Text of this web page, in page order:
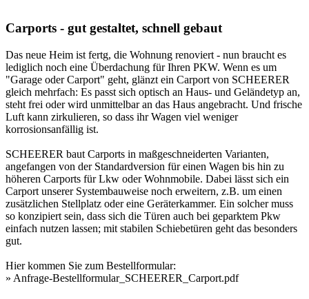
Carports - gut gestaltet, schnell gebaut
Das neue Heim ist fertg, die Wohnung renoviert - nun braucht es
lediglich noch eine Überdachung für Ihren PKW. Wenn es um
"Garage oder Carport" geht, glänzt ein Carport von SCHEERER
gleich mehrfach: Es passt sich optisch an Haus- und Geländetyp an,
steht frei oder wird unmittelbar an das Haus angebracht. Und frische
Luft kann zirkulieren, so dass ihr Wagen viel weniger
korrosionsanfällig ist.
SCHEERER baut Carports in maßgeschneiderten Varianten,
angefangen von der Standardversion für einen Wagen bis hin zu
höheren Carports für Lkw oder Wohnmobile. Dabei lässt sich ein
Carport unserer Systembauweise noch erweitern, z.B. um einen
zusätzlichen Stellplatz oder eine Geräterkammer. Ein solcher muss
so konzipiert sein, dass sich die Türen auch bei geparktem Pkw
einfach nutzen lassen; mit stabilen Schiebetüren geht das besonders
gut.
Hier kommen Sie zum Bestellformular:
» Anfrage-Bestellformular_SCHEERER_Carport.pdf